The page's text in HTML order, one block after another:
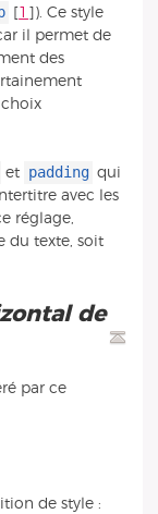
[1 ]). Ce style
il permet de
des
et padding qui
avec les
réglage,
du texte, soit
de
par ce
de style :